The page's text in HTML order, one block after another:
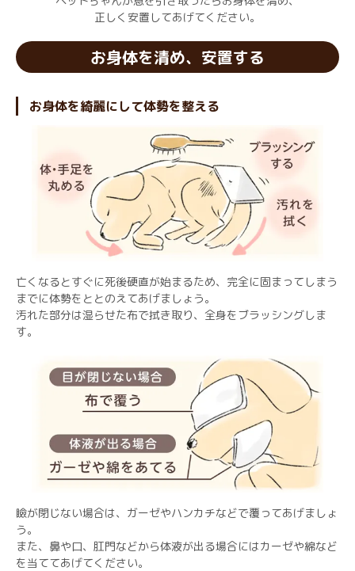
正しく安置してあげてください。
お身体を清め、安置する
お身体を綺麗にして体勢を整える
亡くなるとすぐに死後硬直が始まるため、完全に固まってしまう
までに体勢をととのえてあげましょう。
汚れた部分は湿らせた布で拭き取り、全身をブラッシングしま
す。
瞼が閉じない場合は、ガーゼやハンカチなどで覆ってあげましょ
う。
また、鼻や口、肛門などから体液が出る場合にはカーゼや綿など
を当ててあげてください。